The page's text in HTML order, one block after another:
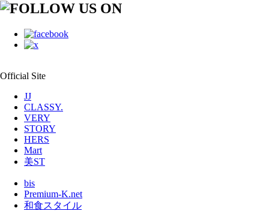
Official Site
JJ
CLASSY.
VERY
STORY
HERS
Mart
美ST
bis
Premium-K.net
和食スタイル